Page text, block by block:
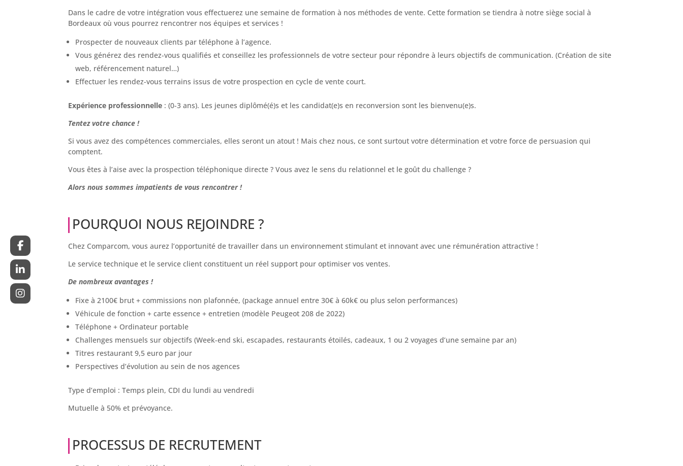
Dans le cadre de votre intégration vous effectuerez une semaine de formation à nos méthodes de vente. Cette formation se tiendra à notre siège social à
Bordeaux où vous pourrez rencontrer nos équipes et services !
Prospecter de nouveaux clients par téléphone à l’agence.
Vous générez des rendez-vous qualifiés et conseillez les professionnels de votre secteur pour répondre à leurs objectifs de communication. (Création de site
web, référencement naturel…)
Effectuer les rendez-vous terrains issus de votre prospection en cycle de vente court.
Expérience professionnelle : (0-3 ans). Les jeunes diplômé(é)s et les candidat(e)s en reconversion sont les bienvenu(e)s.
Tentez votre chance !
Si vous avez des compétences commerciales, elles seront un atout ! Mais chez nous, ce sont surtout votre détermination et votre force de persuasion qui
comptent.
Vous êtes à l’aise avec la prospection téléphonique directe ? Vous avez le sens du relationnel et le goût du challenge ?
Alors nous sommes impatients de vous rencontrer !
POURQUOI NOUS REJOINDRE ?
Chez Comparcom, vous aurez l’opportunité de travailler dans un environnement stimulant et innovant avec une rémunération attractive !
Le service technique et le service client constituent un réel support pour optimiser vos ventes.
De nombreux avantages !
Fixe à 2100€ brut + commissions non plafonnée, (package annuel entre 30€ à 60k€ ou plus selon performances)
Véhicule de fonction + carte essence + entretien (modèle Peugeot 208 de 2022)
Téléphone + Ordinateur portable
Challenges mensuels sur objectifs (Week-end ski, escapades, restaurants étoilés, cadeaux, 1 ou 2 voyages d’une semaine par an)
Titres restaurant 9,5 euro par jour
Perspectives d’évolution au sein de nos agences
Type d’emploi : Temps plein, CDI du lundi au vendredi
Mutuelle à 50% et prévoyance.
PROCESSUS DE RECRUTEMENT